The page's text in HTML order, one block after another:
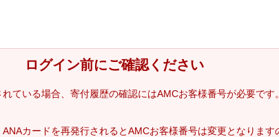
ログイン前にご確認ください
ている場合、寄付履歴の確認にはAMCお客様番号が必要です
カードを再発行されるとAMCお客様番号は変更となります